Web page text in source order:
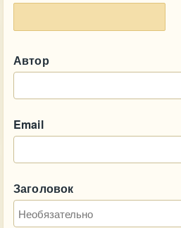
Автор
Email
Заголовок